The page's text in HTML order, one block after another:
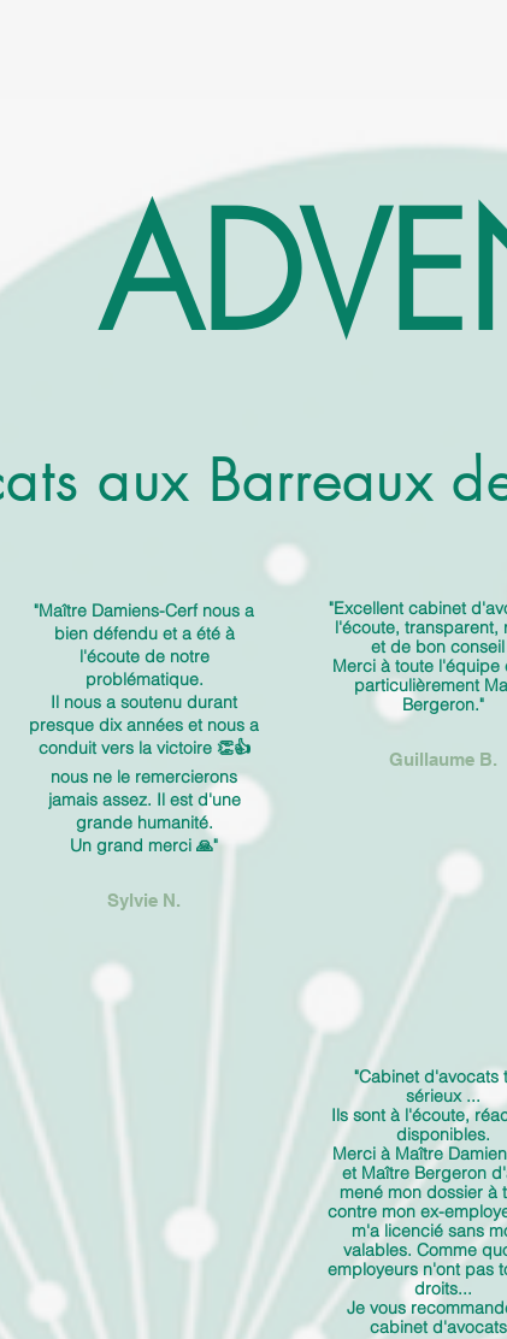
aux Barreaux
"Maître Damiens-Cerf nous a
bien défendu et a été à
l'écoute de notre
problématique.
Il nous a soutenu durant
presque dix années et nous a
conduit vers la victoire 👏👍
nous ne le remercierons
jamais assez. Il est d'une
grande humanité.
Un grand merci 🙏"
Sylvie N.
"Excellent cabinet
l'écoute, transparent,
et de bon
Merci à toute l'équipe
particulièrement
Bergeron."
Guillaume B.
"Cabinet d'avocats
sérieux ...
Ils sont à l'écoute,
disponibles.
Merci à Maître
et Maître Bergeron
mené mon dossier à
contre mon ex-
m'a licencié sans
valables. Comme
employeurs n'ont pas
droits...
Je vous
cabinet